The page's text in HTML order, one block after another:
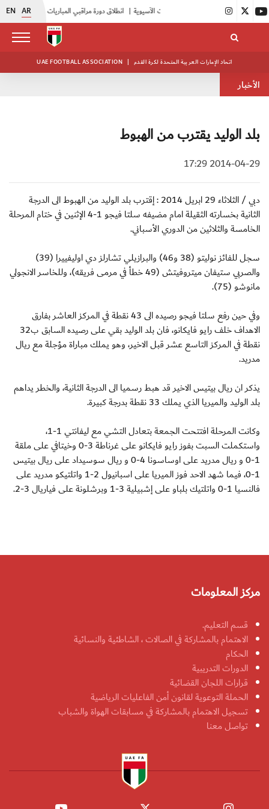
EN AR 15 فريقاً في بطولة النخبة لحرس الرئاسة | انطلاق دورة مراقبي المباريات المستجدين |
UAE FOOTBALL ASSOCIATION | اتحاد الإمارات العربية المتحدة لكرة القدم
الأخبار
بلد الوليد يقترب من الهبوط
2014-04-29 17:29
دبي / الثلاثاء 29 ابريل 2014 : إقترب بلد الوليد من الهبوط الى الدرجة
الثانية بخسارته الثقيلة امام مضيفه سلتا فيجو 1-4 الإثنين في ختام المرحلة
الخامسة والثلاثين من الدوري الأسباني.
سجل للفائز نوليتو (38 و46) والبرازيلي تشارلز دي اوليفييرا (39)
والصربي ستيفان ميتروفيتش (49 خطأ في مرمى فريقه)، وللخاسر الانجولي
مانوشو (75).
وفي حين رفع سلتا فيجو رصيده الى 43 نقطة في المركز العاشر بفارق
الاهداف خلف رايو فايكانو، فان بلد الوليد بقي على رصيده السابق ب32
نقطة في المركز التاسع عشر قبل الاخير، وهو يملك مباراة مؤجلة مع ريال
مدريد.
يذكر ان ريال بيتيس الاخير قد هبط رسميا الى الدرجة الثانية، والخطر يداهم
بلد الوليد والميريا الذي يملك 33 نقطة بدرجة كبيرة.
وكانت المرحلة افتتحت الجمعة بتعادل التشي مع ليفانتي 1-1،
واستكملت السبت بفوز رايو فايكانو على غرناطة 3-0 وخيتافي على ملقة
1-0 و ريال مدريد على اوساسونا 4-0 و ريال سوسيداد على ريال بيتيس
1-0، فيما شهد الاحد فوز الميريا على اسبانيول 2-1 واتلتيكو مدريد على
فالنسيا 1-0 واتلتيك بلباو على إشبيلية 3-1 وبرشلونة على فياريال 3-2.
مركز المعلومات
قسم التعليم.
الاهتمام بالمشاركة في الصالات ، الشاطئية والنسائية
الحكام
الدورات التدريبية
قرارات اللجان القضائية
الحملة التوعوية لقانون أمن الفاعليات الرياضية
تسجيل الاهتمام بالمشاركة في مسابقات الهواة والشباب
تواصل معنا